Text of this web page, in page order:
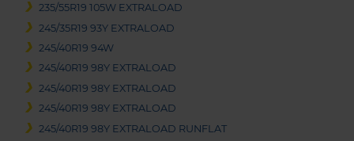
235/55R19 105W EXTRALOAD
245/35R19 93Y EXTRALOAD
245/40R19 94W
245/40R19 98Y EXTRALOAD
245/40R19 98Y EXTRALOAD
245/40R19 98Y EXTRALOAD
245/40R19 98Y EXTRALOAD RUNFLAT